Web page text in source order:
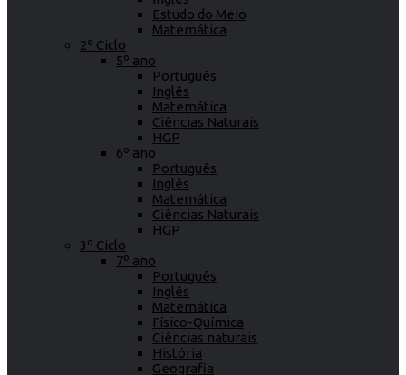
Estudo do Meio
Matemática
2º Ciclo
5º ano
Português
Inglês
Matemática
Ciências Naturais
HGP
6º ano
Português
Inglês
Matemática
Ciências Naturais
HGP
3º Ciclo
7º ano
Português
Inglês
Matemática
Físico-Química
Ciências naturais
História
Geografia